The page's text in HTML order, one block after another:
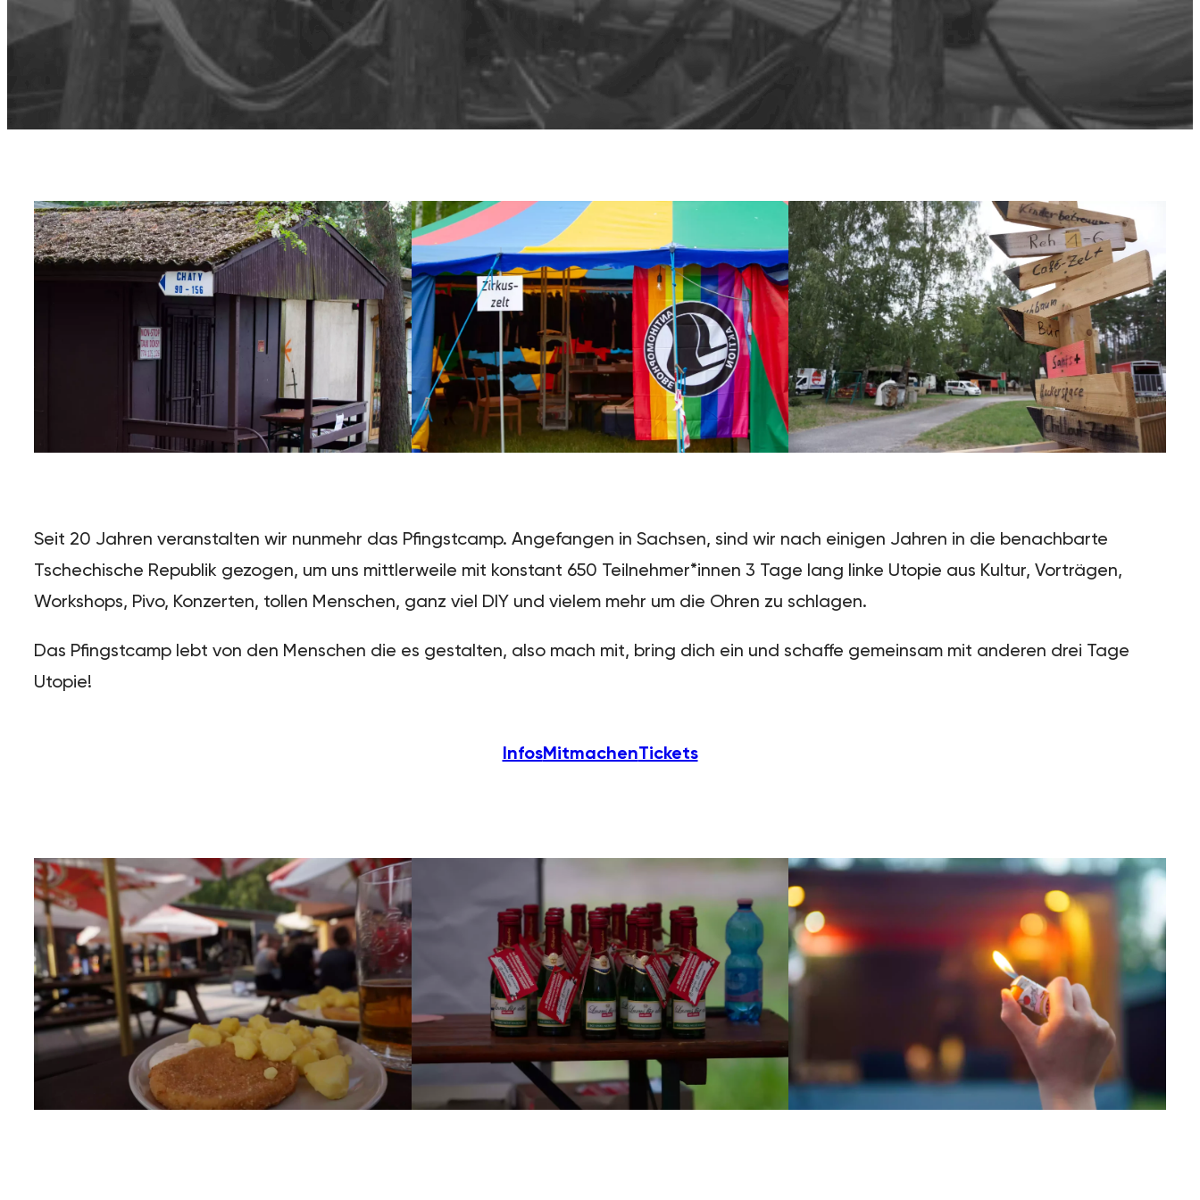
Seit 20 Jahren veranstalten wir nunmehr das Pfingstcamp. Angefangen in Sachsen, sind wir nach einigen Jahren in die benachbarte
Tschechische Republik gezogen, um uns mittlerweile mit konstant 650 Teilnehmer*innen 3 Tage lang linke Utopie aus Kultur, Vorträgen,
Workshops, Pivo, Konzerten, tollen Menschen, ganz viel DIY und vielem mehr um die Ohren zu schlagen.
Das Pfingstcamp lebt von den Menschen die es gestalten, also mach mit, bring dich ein und schaffe gemeinsam mit anderen drei Tage
Utopie!
InfosMitmachenTickets